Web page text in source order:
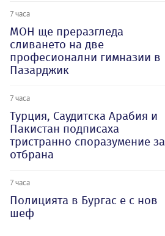
7 часа
МОН ще преразгледа
сливането на две
професионални гимназии в
Пазарджик
7 часа
Турция, Саудитска Арабия и
Пакистан подписаха
тристранно споразумение за
отбрана
7 часа
Полицията в Бургас е с нов
шеф